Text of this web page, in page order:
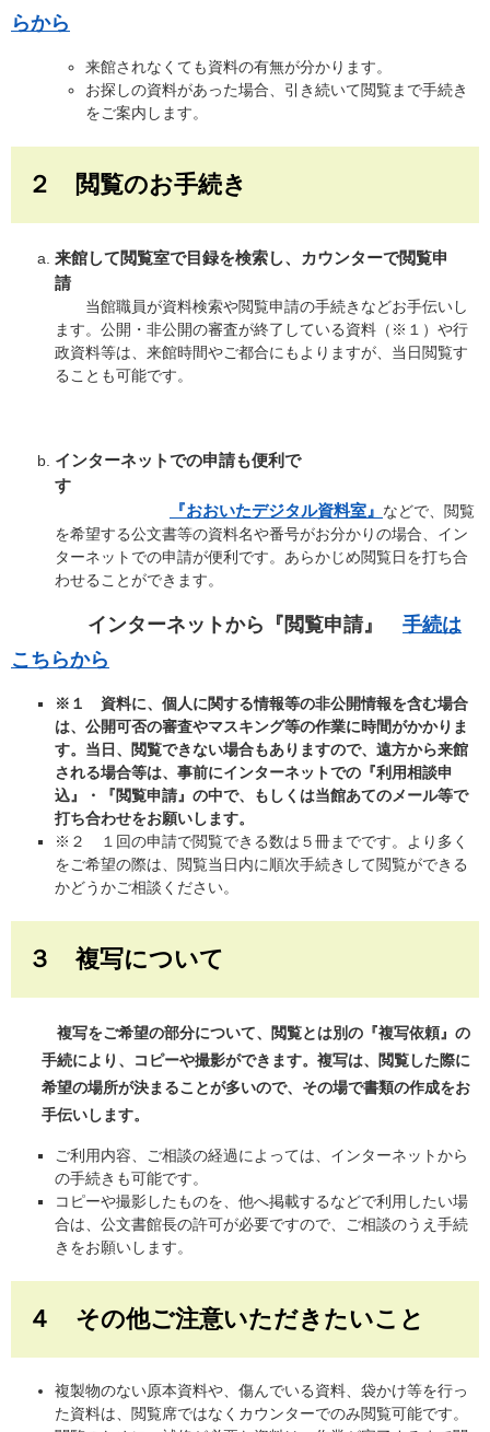
らから
来館されなくても資料の有無が分かります。
お探しの資料があった場合、引き続いて閲覧まで手続き
をご案内します。
２ 閲覧のお手続き
来館して閲覧室で目録を検索し、カウンターで閲覧申
請
当館職員が資料検索や閲覧申請の手続きなどお手伝いし
ます。公開・非公開の審査が終了している資料（※１）や行
政資料等は、来館時間やご都合にもよりますが、当日閲覧す
ることも可能です。
インターネットでの申請も便利で
す
『おおいたデジタル資料室』 などで、閲覧
を希望する公文書等の資料名や番号がお分かりの場合、イン
ターネットでの申請が便利です。あらかじめ閲覧日を打ち合
わせることができます。
インターネットから『閲覧申請』 手続は
こちらから
※１ 資料に、個人に関する情報等の非公開情報を含む場合
は、公開可否の審査やマスキング等の作業に時間がかかりま
す。当日、閲覧できない場合もありますので、遠方から来館
される場合等は、事前にインターネットでの『利用相談申
込』・『閲覧申請』の中で、もしくは当館あてのメール等で
打ち合わせをお願いします。
※２ １回の申請で閲覧できる数は５冊までです。より多く
をご希望の際は、閲覧当日内に順次手続きして閲覧ができる
かどうかご相談ください。
３ 複写について
複写をご希望の部分について、閲覧とは別の『複写依頼』の
手続により、コピーや撮影ができます。複写は、閲覧した際に
希望の場所が決まることが多いので、その場で書類の作成をお
手伝いします。
ご利用内容、ご相談の経過によっては、インターネットから
の手続きも可能です。
コピーや撮影したものを、他へ掲載するなどで利用したい場
合は、公文書館長の許可が必要ですので、ご相談のうえ手続
きをお願いします。
４ その他ご注意いただきたいこと
複製物のない原本資料や、傷んでいる資料、袋かけ等を行っ
た資料は、閲覧席ではなくカウンターでのみ閲覧可能です。